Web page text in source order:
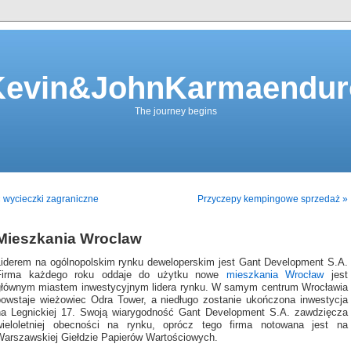
The journey begins
wycieczki zagraniczne Przyczepy kempingowe sprzedaż »
Wroclaw
na ogólnopolskim rynku deweloperskim jest Gant Development S.A.
każdego roku oddaje do użytku nowe mieszkania Wrocławjest
miastem inwestycyjnym lidera rynku. W samym centrum Wrocławia
wieżowiec Odra Tower, a niedługo zostanie ukończona inwestycja
Legnickiej 17. Swoją wiarygodność Gant Development S.A. zawdzięcza
obecności na rynku, oprócz tego firma notowana jest na
Giełdzie Papierów Wartościowych.